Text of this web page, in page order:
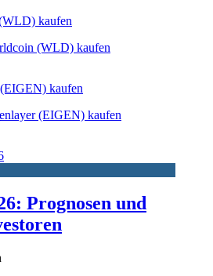
(WLD) kaufen
(EIGEN) kaufen
Prognosen und